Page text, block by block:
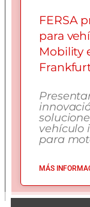
FERSA
para
Mobility
vehículo
para
MÁS